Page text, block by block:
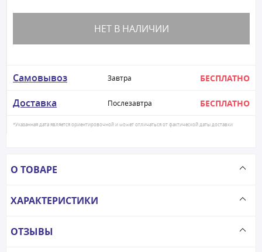
НЕТ В НАЛИЧИИ
Самовывоз Завтра БЕСПЛАТНО
Доставка Послезавтра БЕСПЛАТНО
*Указанная дата является ориентировочной и может отличаться от фактической даты доставки
О ТОВАРЕ
ХАРАКТЕРИСТИКИ
ОТЗЫВЫ